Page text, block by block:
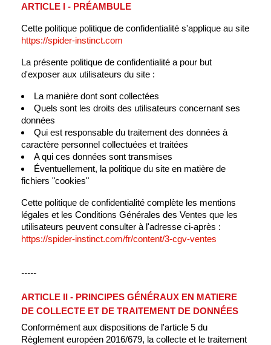
ARTICLE I - PRÉAMBULE
Cette politique politique de confidentialité s'applique au site
https://spider-instinct.com
La présente politique de confidentialité a pour but
d'exposer aux utilisateurs du site :
La manière dont sont collectées
Quels sont les droits des utilisateurs concernant ses
données
Qui est responsable du traitement des données à
caractère personnel collectuées et traitées
A qui ces données sont transmises
Éventuellement, la politique du site en matière de
fichiers "cookies"
Cette politique de confidentialité complète les mentions
légales et les Conditions Générales des Ventes que les
utilisateurs peuvent consulter à l'adresse ci-après :
https://spider-instinct.com/fr/content/3-cgv-ventes
-----
ARTICLE II - PRINCIPES GÉNÉRAUX EN MATIERE
DE COLLECTE ET DE TRAITEMENT DE DONNÉES
Conformément aux dispositions de l'article 5 du
Règlement européen 2016/679, la collecte et le traitement